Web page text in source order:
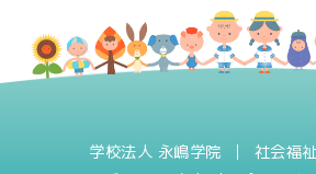
学校法人 永嶋学院
社会福